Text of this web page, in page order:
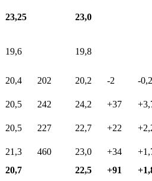
23,25 23,0
19,6 19,8
20,4 202 20,2 -2 -0,2
20,5 242 24,2 +37
20,5 227 22,7 +22
21,3 460 23,0 +34
20,7 22,5 +91